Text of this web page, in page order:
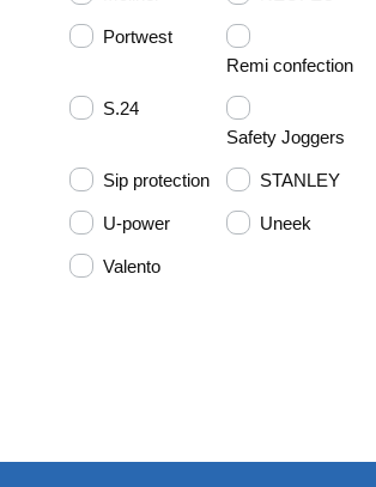
Portwest
Remi confection
S.24
Safety Joggers
Sip protection STANLEY
U-power Uneek
Valento